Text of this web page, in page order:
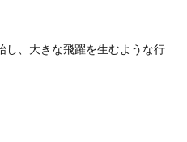
し、大きな飛躍を生むような行